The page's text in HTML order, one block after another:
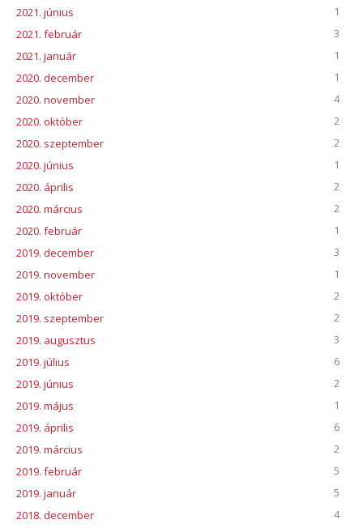
2021. június
1
2021. február
3
2021. január
1
2020. december
1
2020. november
4
2020. október
2
2020. szeptember
2
2020. június
1
2020. április
2
2020. március
2
2020. február
1
2019. december
3
2019. november
1
2019. október
2
2019. szeptember
2
2019. augusztus
3
2019. július
6
2019. június
2
2019. május
1
2019. április
6
2019. március
2
2019. február
5
2019. január
5
2018. december
4